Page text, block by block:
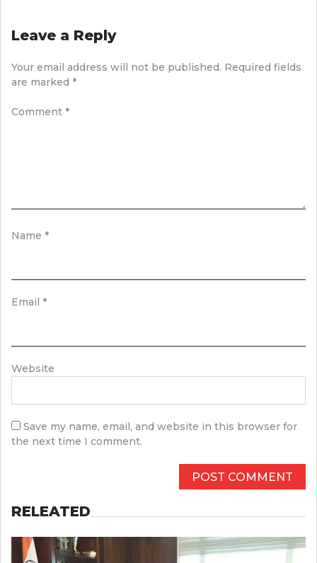
Leave a Reply
Your email address will not be published. Required fields
are marked *
Comment *
Name *
Email *
Website
Save my name, email, and website in this browser for
the next time I comment.
RELEATED